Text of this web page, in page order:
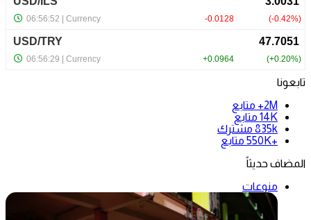
تابعونا
2M+
متابع
14K متابع
835k مشترك
+550K
متابع
المضاف حديثاً
منوعات